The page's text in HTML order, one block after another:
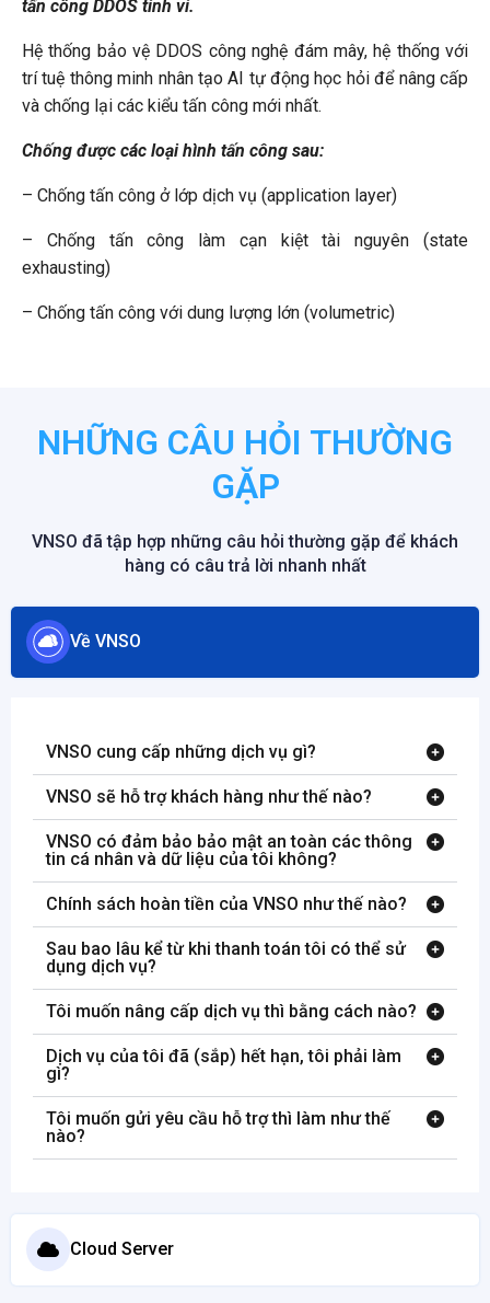
tấn công DDOS tinh vi.
Hệ thống bảo vệ DDOS công nghệ đám mây, hệ thống với
trí tuệ thông minh nhân tạo AI tự động học hỏi để nâng cấp
và chống lại các kiểu tấn công mới nhất.
Chống được các loại hình tấn công sau:
– Chống tấn công ở lớp dịch vụ (application layer)
– Chống tấn công làm cạn kiệt tài nguyên (state
exhausting)
– Chống tấn công với dung lượng lớn (volumetric)
NHỮNG CÂU HỎI THƯỜNG
GẶP
VNSO đã tập hợp những câu hỏi thường gặp để khách
hàng có câu trả lời nhanh nhất
Về VNSO
VNSO cung cấp những dịch vụ gì?
VNSO sẽ hỗ trợ khách hàng như thế nào?
VNSO có đảm bảo bảo mật an toàn các thông
tin cá nhân và dữ liệu của tôi không?
Chính sách hoàn tiền của VNSO như thế nào?
Sau bao lâu kể từ khi thanh toán tôi có thể sử
dụng dịch vụ?
Tôi muốn nâng cấp dịch vụ thì bằng cách nào?
Dịch vụ của tôi đã (sắp) hết hạn, tôi phải làm
gì?
Tôi muốn gửi yêu cầu hỗ trợ thì làm như thế
nào?
Cloud Server